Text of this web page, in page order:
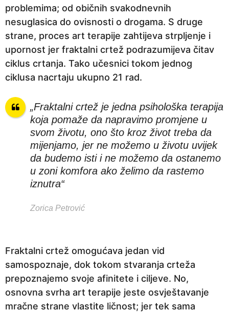
problemima; od običnih svakodnevnih
nesuglasica do ovisnosti o drogama. S druge
strane, proces art terapije zahtijeva strpljenje i
upornost jer fraktalni crtež podrazumijeva čitav
ciklus crtanja. Tako učesnici tokom jednog
ciklusa nacrtaju ukupno 21 rad.
„Fraktalni crtež je jedna psihološka terapija
koja pomaže da napravimo promjene u
svom životu, ono što kroz život treba da
mijenjamo, jer ne možemo u životu uvijek
da budemo isti i ne možemo da ostanemo
u zoni komfora ako želimo da rastemo
iznutra“
Zorica Petrović
Fraktalni crtež omogućava jedan vid
samospoznaje, dok tokom stvaranja crteža
prepoznajemo svoje afinitete i ciljeve. No,
osnovna svrha art terapije jeste osvještavanje
mračne strane vlastite ličnost; jer tek sama